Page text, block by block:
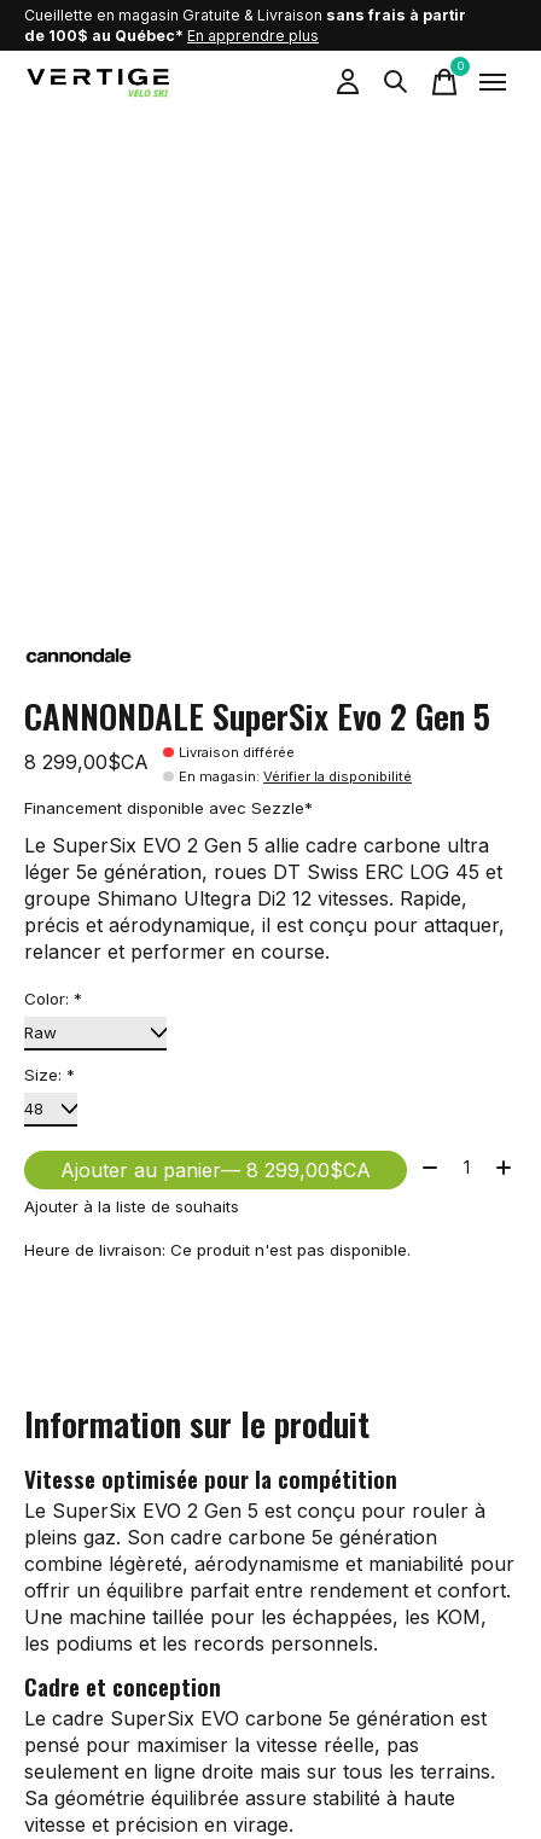
Cueillette en magasin Gratuite & Livraison sans frais à partir
de 100$ au Québec* En apprendre plus
0items
CANNONDALE SuperSix Evo 2 Gen 5
8 299,00$CA
Livraison différée
En magasin:Vérifier la disponibilité
Financement disponible avec Sezzle*
Le SuperSix EVO 2 Gen 5 allie cadre carbone ultra
léger 5e génération, roues DT Swiss ERC LOG 45 et
groupe Shimano Ultegra Di2 12 vitesses. Rapide,
précis et aérodynamique, il est conçu pour attaquer,
relancer et performer en course.
Color: *
Size: *
Ajouter au panier — 8 299,00$CA Quantité:
Ajouter à la liste de souhaits
Heure de livraison: Ce produit n'est pas disponible.
Information sur le produit
Vitesse optimisée pour la compétition
Le SuperSix EVO 2 Gen 5 est conçu pour rouler à
pleins gaz. Son cadre carbone 5e génération
combine légèreté, aérodynamisme et maniabilité pour
offrir un équilibre parfait entre rendement et confort.
Une machine taillée pour les échappées, les KOM,
les podiums et les records personnels.
Cadre et conception
Le cadre SuperSix EVO carbone 5e génération est
pensé pour maximiser la vitesse réelle, pas
seulement en ligne droite mais sur tous les terrains.
Sa géométrie équilibrée assure stabilité à haute
vitesse et précision en virage.